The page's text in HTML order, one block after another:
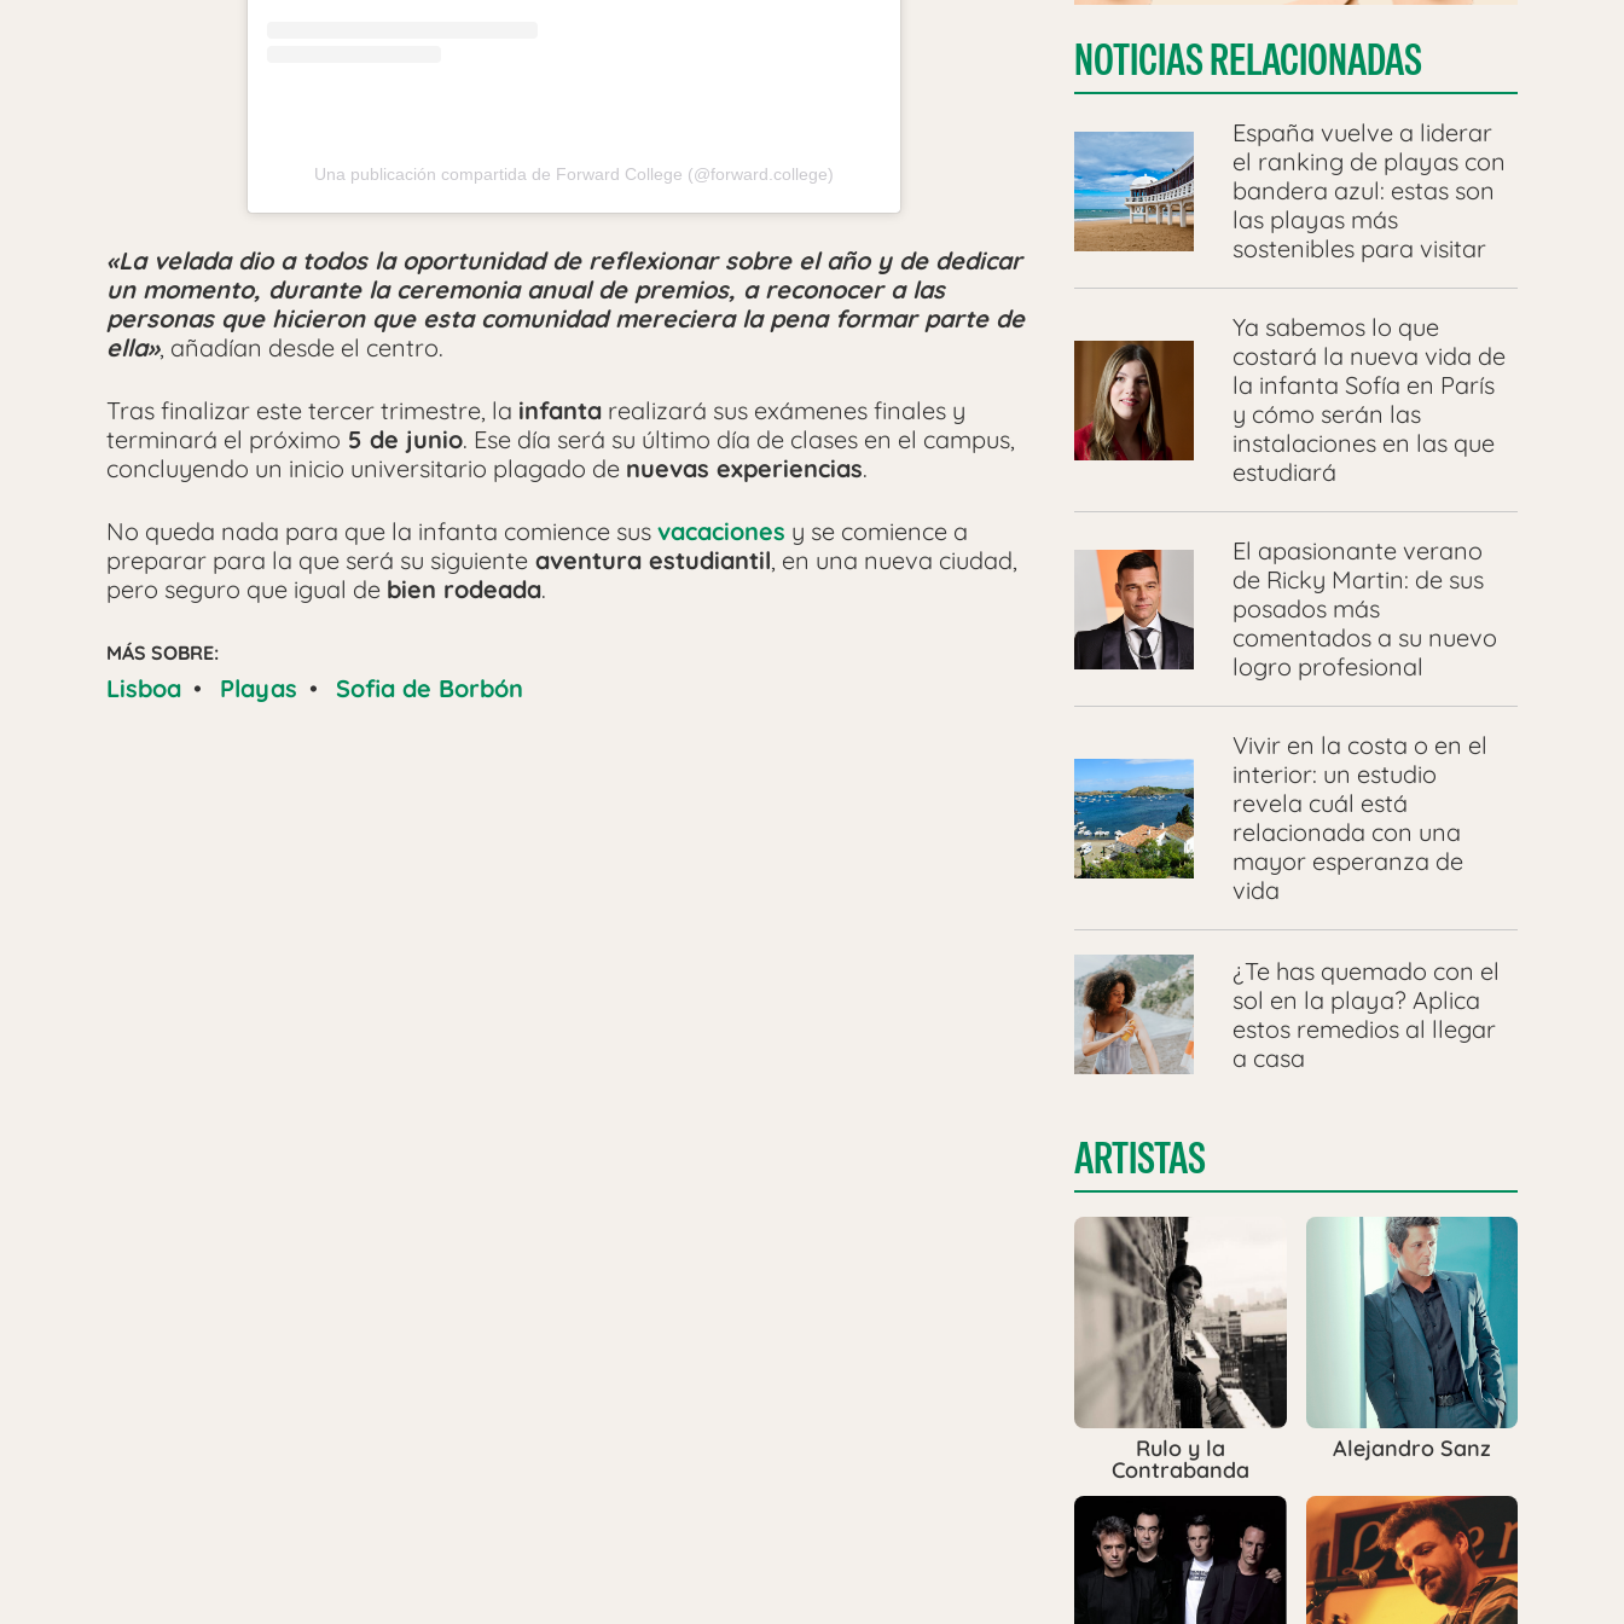
Una publicación compartida de Forward College (@forward.college)
«La velada dio a todos la oportunidad de reflexionar sobre el año y de dedicar
un momento, durante la ceremonia anual de premios, a reconocer a las
personas que hicieron que esta comunidad mereciera la pena formar parte de
ella», añadían desde el centro.
Tras finalizar este tercer trimestre, la infanta realizará sus exámenes finales y
terminará el próximo 5 de junio. Ese día será su último día de clases en el campus,
concluyendo un inicio universitario plagado de nuevas experiencias.
No queda nada para que la infanta comience sus vacaciones y se comience a
preparar para la que será su siguiente aventura estudiantil, en una nueva ciudad,
pero seguro que igual de bien rodeada.
MÁS SOBRE:
Lisboa • Playas • Sofia de Borbón
NOTICIAS RELACIONADAS
España vuelve a liderar
el ranking de playas con
bandera azul: estas son
las playas más
sostenibles para visitar
Ya sabemos lo que
costará la nueva vida de
la infanta Sofía en París
y cómo serán las
instalaciones en las que
estudiará
El apasionante verano
de Ricky Martin: de sus
posados más
comentados a su nuevo
logro profesional
Vivir en la costa o en el
interior: un estudio
revela cuál está
relacionada con una
mayor esperanza de
vida
¿Te has quemado con el
sol en la playa? Aplica
estos remedios al llegar
a casa
ARTISTAS
Rulo y la
Contrabanda
Alejandro Sanz